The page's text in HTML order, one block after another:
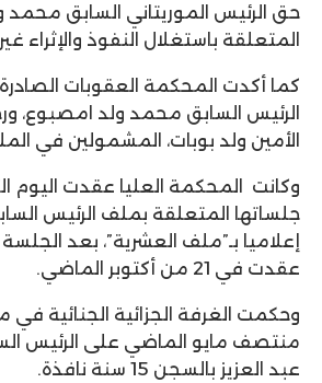
حق الرئيس الموريتاني السابق محمد
المتعلقة باستغلال النفوذ والإثراء
كما أكدت المحكمة العقوبات
الرئيس السابق محمد ولد امصبوع،
الأمين ولد بوبات، المشمولين في
وكانت المحكمة العليا عقدت اليوم
جلساتها المتعلقة بملف الرئيس
إعلاميا بـ”ملف العشرية”، بعد الجلسة
عقدت في 21 من أكتوبر الماضي.
وحكمت الغرفة الجزائية الجنائية في
منتصف مايو الماضي على الرئيس
عبد العزيز بالسجن 15 سنة نافذة.